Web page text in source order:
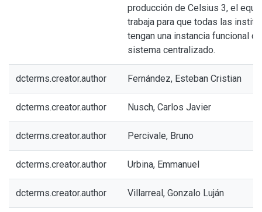
producción de Celsius 3, el
trabaja para que todas las
tengan una instancia funcional
sistema centralizado.
dcterms.creator.author Fernández, Esteban Cristian
dcterms.creator.author Nusch, Carlos Javier
dcterms.creator.author Percivale, Bruno
dcterms.creator.author Urbina, Emmanuel
dcterms.creator.author Villarreal, Gonzalo Luján